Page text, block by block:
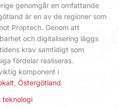
genomgår en omfattande
är en av de regioner som
Proptech. Genom att
och digitalisering läggs
krav samtidigt som
fördelar realiseras.
komponent i
Östergötland
teknologi